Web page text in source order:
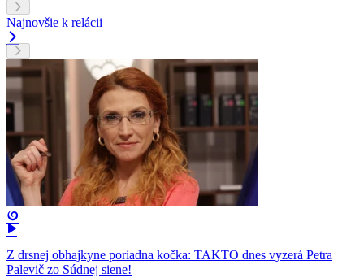
Najnovšie k relácii
Z drsnej obhajkyne poriadna kočka: TAKTO dnes vyzerá Petra
Palevič zo Súdnej siene!